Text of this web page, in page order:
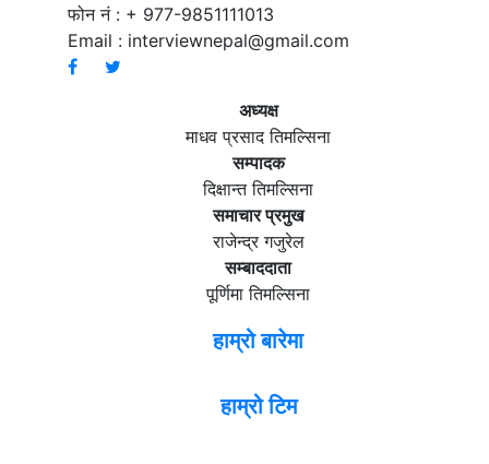
फोन नं : + 977-9851111013
Email : interviewnepal@gmail.com
अध्यक्ष
माधव प्रसाद तिमल्सिना
सम्पादक
दिक्षान्त तिमल्सिना
समाचार प्रमुख
राजेन्द्र गजुरेल
सम्बाददाता
पूर्णिमा तिमल्सिना
हाम्रो बारेमा
हाम्रो टिम